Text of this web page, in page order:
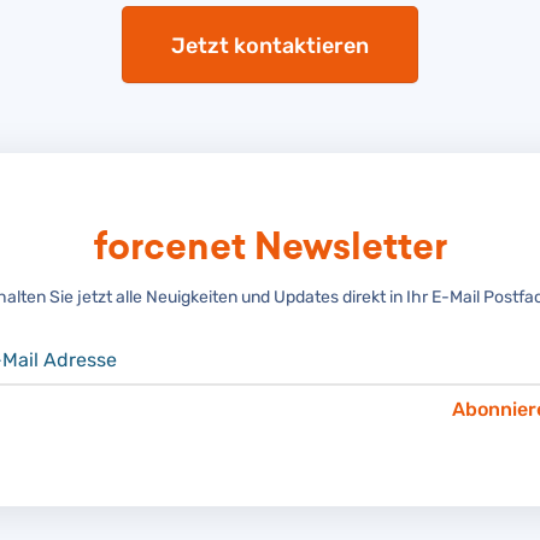
Jetzt kontaktieren
forcenet Newsletter
Sie jetzt alle Neuigkeiten und Updates direkt in Ihr E-Mail